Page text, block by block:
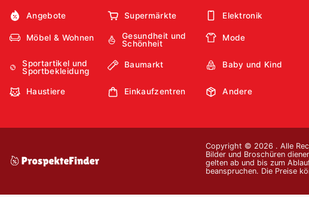
Angebote Supermärkte Elektronik
Möbel & Wohnen
Gesundheit und
Schönheit
Mode
Sportartikel und
Sportbekleidung
Baumarkt Baby und Kind
Haustiere Einkaufzentren Andere
Copyright © 2026 . Alle
Bilder und Broschüren
gelten ab und bis zum
beanspruchen. Die Preise